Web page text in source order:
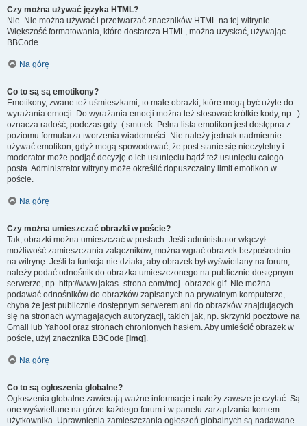
Czy można używać języka HTML?
Nie. Nie można używać i przetwarzać znaczników HTML na tej witrynie.
Większość formatowania, które dostarcza HTML, można uzyskać, używając
BBCode.
Na górę
Co to są są emotikony?
Emotikony, zwane też uśmieszkami, to małe obrazki, które mogą być użyte do
wyrażania emocji. Do wyrażania emocji można też stosować krótkie kody, np. :)
oznacza radość, podczas gdy :( smutek. Pełna lista emotikon jest dostępna z
poziomu formularza tworzenia wiadomości. Nie należy jednak nadmiernie
używać emotikon, gdyż mogą spowodować, że post stanie się nieczytelny i
moderator może podjąć decyzję o ich usunięciu bądź też usunięciu całego
posta. Administrator witryny może określić dopuszczalny limit emotikon w
poście.
Na górę
Czy można umieszczać obrazki w poście?
Tak, obrazki można umieszczać w postach. Jeśli administrator włączył
możliwość zamieszczania załączników, można wgrać obrazek bezpośrednio
na witrynę. Jeśli ta funkcja nie działa, aby obrazek był wyświetlany na forum,
należy podać odnośnik do obrazka umieszczonego na publicznie dostępnym
serwerze, np. http://www.jakas_strona.com/moj_obrazek.gif. Nie można
podawać odnośników do obrazków zapisanych na prywatnym komputerze,
chyba że jest publicznie dostępnym serwerem ani do obrazków znajdujących
się na stronach wymagających autoryzacji, takich jak, np. skrzynki pocztowe na
Gmail lub Yahoo! oraz stronach chronionych hasłem. Aby umieścić obrazek w
poście, użyj znacznika BBCode [img] .
Na górę
Co to są ogłoszenia globalne?
Ogłoszenia globalne zawierają ważne informacje i należy zawsze je czytać. Są
one wyświetlane na górze każdego forum i w panelu zarządzania kontem
użytkownika. Uprawnienia zamieszczania ogłoszeń globalnych są nadawane